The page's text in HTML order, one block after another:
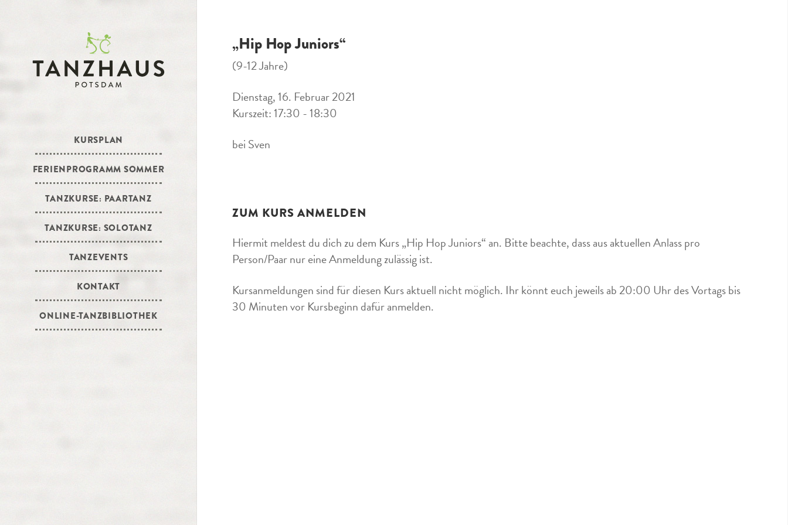
KURSPLAN
FERIENPROGRAMM SOMMER
TANZKURSE: PAARTANZ
TANZKURSE: SOLOTANZ
TANZEVENTS
KONTAKT
ONLINE-TANZBIBLIOTHEK
„Hip Hop Juniors“
(9-12 Jahre)
Dienstag, 16. Februar 2021
Kurszeit: 17:30 - 18:30
bei Sven
ZUM KURS ANMELDEN
Hiermit meldest du dich zu dem Kurs „Hip Hop Juniors“ an. Bitte beachte, dass aus aktuellen Anlass pro
Person/Paar nur eine Anmeldung zulässig ist.
Kursanmeldungen sind für diesen Kurs aktuell nicht möglich. Ihr könnt euch jeweils ab 20:00 Uhr des Vortags bis
30 Minuten vor Kursbeginn dafür anmelden.